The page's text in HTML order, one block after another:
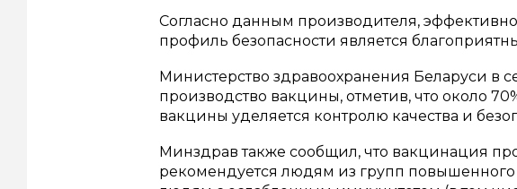
Согласно данным производителя,
профиль безопасности является
Министерство здравоохранения Беларуси в
производство вакцины, отметив, что около
вакцины уделяется контролю качества и
Минздрав также сообщил, что вакцинация
рекомендуется людям из групп